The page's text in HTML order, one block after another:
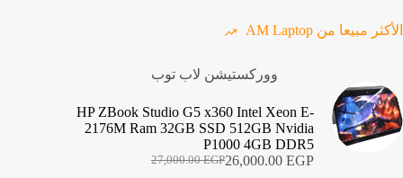
الأكثر مبيعا من AM Laptop
ووركستيشن لاب توب
HP ZBook Studio G5 x360 Intel Xeon E-
2176M Ram 32GB SSD 512GB Nvidia
P1000 4GB DDR5
27,000.00EGP
السعر26,000.00 EGP
السعر